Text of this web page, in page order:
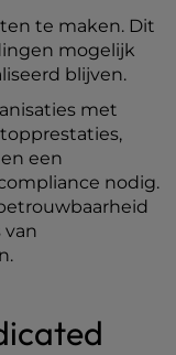
te maken. Dit
mogelijk
blijven.
met
een
nodig.
van